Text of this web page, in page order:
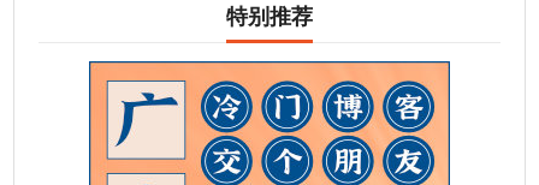
特别推荐